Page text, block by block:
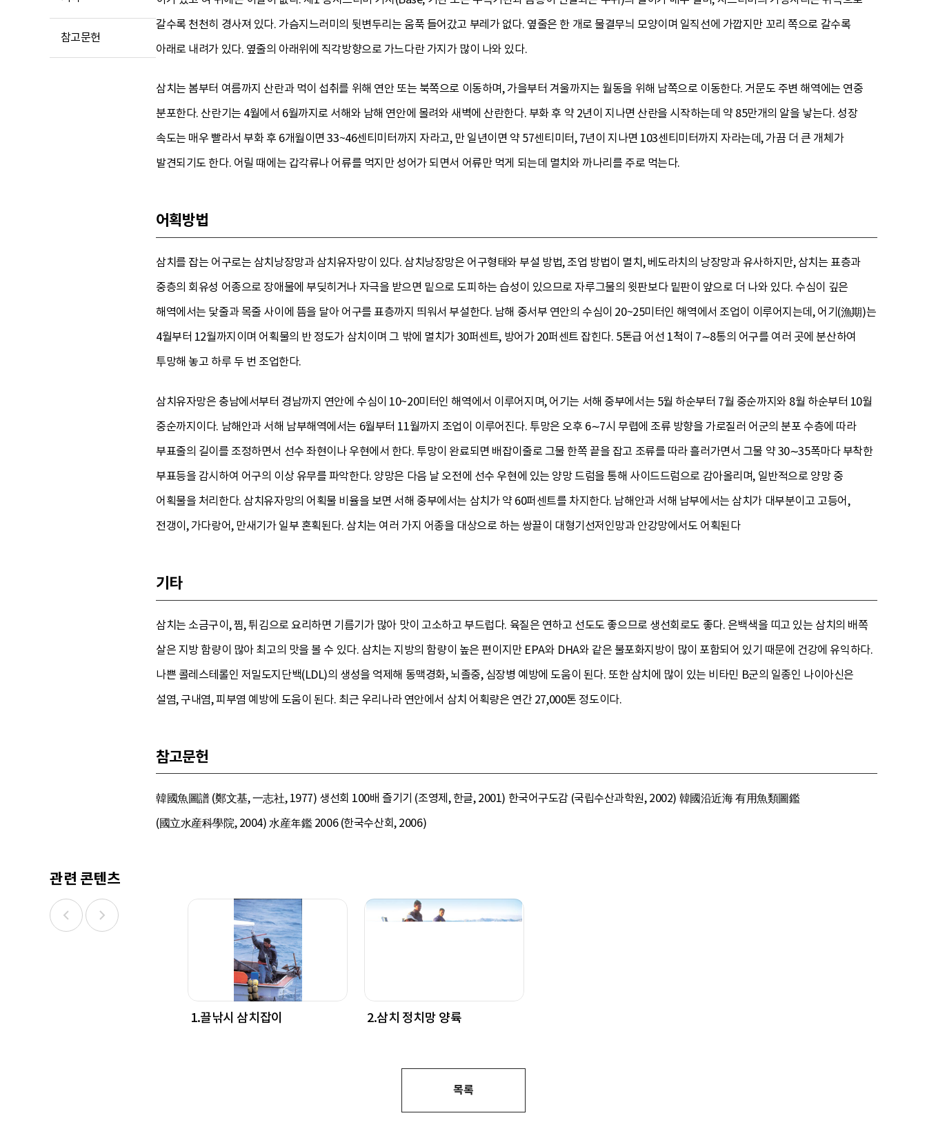
참고문헌
갈수록 천천히 경사져 있다. 가슴지느러미의 뒷변두리는 움푹 들어갔고 부레가 없다. 옆줄은 한 개로 물결무늬 모양이며 일직선에 가깝지만 꼬리 쪽으로 갈수록
아래로 내려가 있다. 옆줄의 아래위에 직각방향으로 가느다란 가지가 많이 나와 있다.
삼치는 봄부터 여름까지 산란과 먹이 섭취를 위해 연안 또는 북쪽으로 이동하며, 가을부터 겨울까지는 월동을 위해 남쪽으로 이동한다. 거문도 주변 해역에는 연중
분포한다. 산란기는 4월에서 6월까지로 서해와 남해 연안에 몰려와 새벽에 산란한다. 부화 후 약 2년이 지나면 산란을 시작하는데 약 85만개의 알을 낳는다. 성장
속도는 매우 빨라서 부화 후 6개월이면 33~46센티미터까지 자라고, 만 일년이면 약 57센티미터, 7년이 지나면 103센티미터까지 자라는데, 가끔 더 큰 개체가
발견되기도 한다. 어릴 때에는 갑각류나 어류를 먹지만 성어가 되면서 어류만 먹게 되는데 멸치와 까나리를 주로 먹는다.
어획방법
삼치를 잡는 어구로는 삼치낭장망과 삼치유자망이 있다. 삼치낭장망은 어구형태와 부설 방법, 조업 방법이 멸치, 베도라치의 낭장망과 유사하지만, 삼치는 표층과
중층의 회유성 어종으로 장애물에 부딪히거나 자극을 받으면 밑으로 도피하는 습성이 있으므로 자루그물의 윗판보다 밑판이 앞으로 더 나와 있다. 수심이 깊은
해역에서는 닻줄과 목줄 사이에 뜸을 달아 어구를 표층까지 띄워서 부설한다. 남해 중서부 연안의 수심이 20~25미터인 해역에서 조업이 이루어지는데, 어기(漁期)는
4월부터 12월까지이며 어획물의 반 정도가 삼치이며 그 밖에 멸치가 30퍼센트, 방어가 20퍼센트 잡힌다. 5톤급 어선 1척이 7∼8통의 어구를 여러 곳에 분산하여
투망해 놓고 하루 두 번 조업한다.
삼치유자망은 충남에서부터 경남까지 연안에 수심이 10~20미터인 해역에서 이루어지며, 어기는 서해 중부에서는 5월 하순부터 7월 중순까지와 8월 하순부터 10월
중순까지이다. 남해안과 서해 남부해역에서는 6월부터 11월까지 조업이 이루어진다. 투망은 오후 6∼7시 무렵에 조류 방향을 가로질러 어군의 분포 수층에 따라
부표줄의 길이를 조정하면서 선수 좌현이나 우현에서 한다. 투망이 완료되면 배잡이줄로 그물 한쪽 끝을 잡고 조류를 따라 흘러가면서 그물 약 30∼35폭마다 부착한
부표등을 감시하여 어구의 이상 유무를 파악한다. 양망은 다음 날 오전에 선수 우현에 있는 양망 드럼을 통해 사이드드럼으로 감아올리며, 일반적으로 양망 중
어획물을 처리한다. 삼치유자망의 어획물 비율을 보면 서해 중부에서는 삼치가 약 60퍼센트를 차지한다. 남해안과 서해 남부에서는 삼치가 대부분이고 고등어,
전갱이, 가다랑어, 만새기가 일부 혼획된다. 삼치는 여러 가지 어종을 대상으로 하는 쌍끌이 대형기선저인망과 안강망에서도 어획된다
기타
삼치는 소금구이, 찜, 튀김으로 요리하면 기름기가 많아 맛이 고소하고 부드럽다. 육질은 연하고 선도도 좋으므로 생선회로도 좋다. 은백색을 띠고 있는 삼치의 배쪽
살은 지방 함량이 많아 최고의 맛을 볼 수 있다. 삼치는 지방의 함량이 높은 편이지만 EPA와 DHA와 같은 불포화지방이 많이 포함되어 있기 때문에 건강에 유익하다.
나쁜 콜레스테롤인 저밀도지단백(LDL)의 생성을 억제해 동맥경화, 뇌졸중, 심장병 예방에 도움이 된다. 또한 삼치에 많이 있는 비타민 B군의 일종인 나이아신은
설염, 구내염, 피부염 예방에 도움이 된다. 최근 우리나라 연안에서 삼치 어획량은 연간 27,000톤 정도이다.
참고문헌
韓國魚圖譜 (鄭文基, 一志社, 1977) 생선회 100배 즐기기 (조영제, 한글, 2001) 한국어구도감 (국립수산과학원, 2002) 韓國沿近海 有用魚類圖鑑
(國立水産科學院, 2004) 水産年鑑 2006 (한국수산회, 2006)
관련 콘텐츠
1.끌낚시 삼치잡이 2.삼치 정치망 양륙
목록